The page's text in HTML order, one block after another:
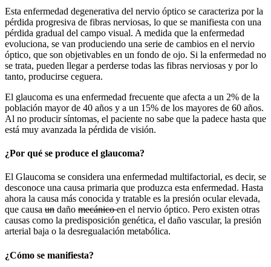
Esta enfermedad degenerativa del nervio óptico se caracteriza por la
pérdida progresiva de fibras nerviosas, lo que se manifiesta con una
pérdida gradual del campo visual. A medida que la enfermedad
evoluciona, se van produciendo una serie de cambios en el nervio
óptico, que son objetivables en un fondo de ojo. Si la enfermedad no
se trata, pueden llegar a perderse todas las fibras nerviosas y por lo
tanto, producirse ceguera.
El glaucoma es una enfermedad frecuente que afecta a un 2% de la
población mayor de 40 años y a un 15% de los mayores de 60 años.
Al no producir síntomas, el paciente no sabe que la padece hasta que
está muy avanzada la pérdida de visión.
¿Por qué se produce el glaucoma?
El Glaucoma se considera una enfermedad multifactorial, es decir, se
desconoce una causa primaria que produzca esta enfermedad. Hasta
ahora la causa más conocida y tratable es la presión ocular elevada,
que causa un daño mecánicoen el nervio óptico. Pero existen otras
causas como la predisposición genética, el daño vascular, la presión
arterial baja o la desregualación metabólica.
¿Cómo se manifiesta?